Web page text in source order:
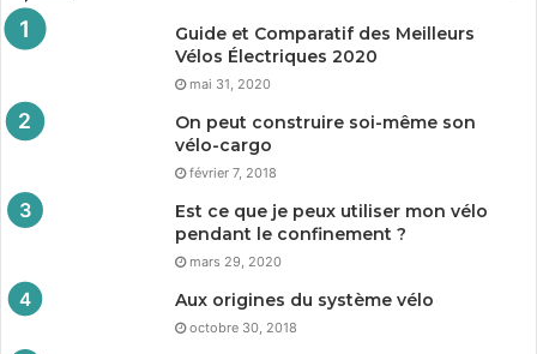
Guide et Comparatif des Meilleurs
Vélos Électriques 2020
mai 31, 2020
On peut construire soi-même son
vélo-cargo
février 7, 2018
Est ce que je peux utiliser mon vélo
pendant le confinement ?
mars 29, 2020
Aux origines du système vélo
octobre 30, 2018